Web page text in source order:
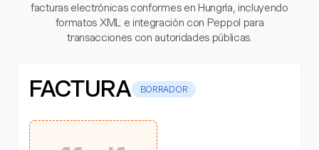
facturas electrónicas conformes en Hungría, incluyendo
formatos XML e integración con Peppol para
transacciones con autoridades públicas.
FACTURA BORRADOR